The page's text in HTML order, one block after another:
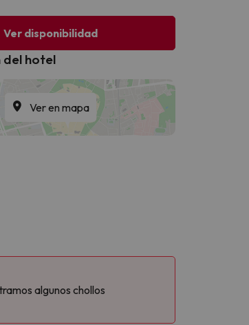
Ver disponibilidad
del hotel
Ver en mapa
algunos chollos